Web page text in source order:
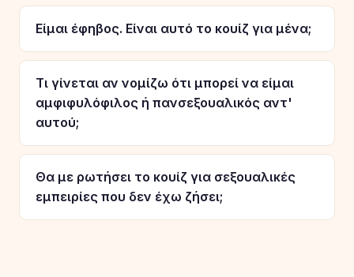
Είμαι έφηβος. Είναι αυτό το κουίζ για μένα;
Τι γίνεται αν νομίζω ότι μπορεί να είμαι
αμφιφυλόφιλος ή πανσεξουαλικός αντ'
αυτού;
Θα με ρωτήσει το κουίζ για σεξουαλικές
εμπειρίες που δεν έχω ζήσει;